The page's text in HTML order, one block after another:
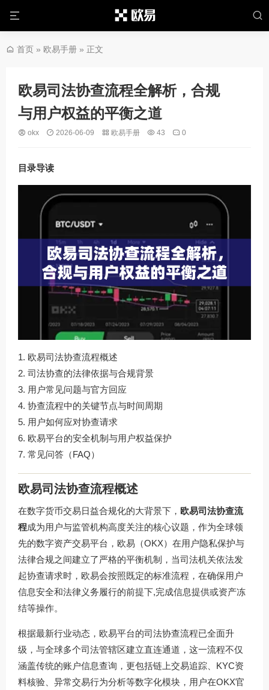
首页 » 欧易手册 » 正文
欧易司法协查流程全解析，合规
与用户权益的平衡之道
okx 2026-06-09 欧易手册 43 0
目录导读
欧易司法协查流程概述
司法协查的法律依据与合规背景
用户常见问题与官方回应
协查流程中的关键节点与时间周期
用户如何应对协查请求
欧易平台的安全机制与用户权益保护
常见问答（FAQ）
欧易司法协查流程概述
在数字货币交易日益合规化的大背景下， 欧易司法协查流
程成为用户与监管机构高度关注的核心议题，作为全球领
先的数字资产交易平台，欧易（OKX）在用户隐私保护与
法律合规之间建立了严格的平衡机制，当司法机关依法发
起协查请求时，欧易会按照既定的标准流程，在确保用户
信息安全和法律义务履行的前提下,完成信息提供或资产冻
结等操作。
根据最新行业动态，欧易平台的司法协查流程已全面升
级，与全球多个司法管辖区建立直连通道，这一流程不仅
涵盖传统的账户信息查询，更包括链上交易追踪、KYC资
料核验、异常交易行为分析等数字化模块，用户在OKX官